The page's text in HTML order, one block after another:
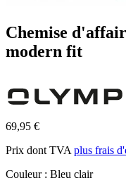
Chemise
modern fit
69,95 €
Prix dont TVA plus frais
Couleur : Bleu clair